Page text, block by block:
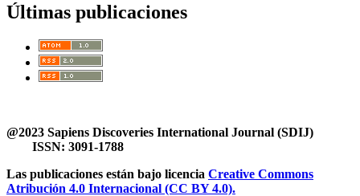
Últimas publicaciones
@2023 Sapiens Discoveries International Journal (SDIJ)
ISSN: 3091-1788
Las publicaciones están bajo licencia Creative Commons
Atribución 4.0 Internacional (CC BY 4.0).